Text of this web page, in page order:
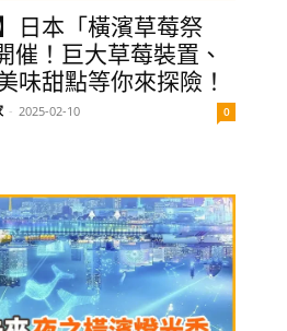
日本「橫濱草莓祭
催！巨大草莓裝置、
味甜點等你來探險！
- 2025-02-10 0